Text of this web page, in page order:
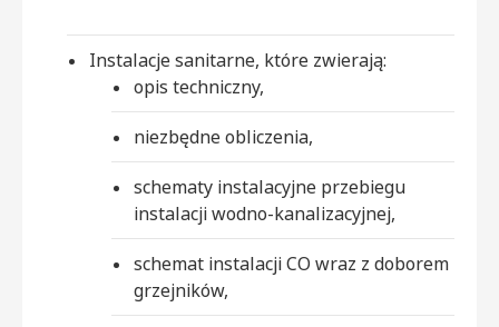
Instalacje sanitarne, które zwierają:
opis techniczny,
niezbędne obliczenia,
schematy instalacyjne przebiegu
instalacji wodno-kanalizacyjnej,
schemat instalacji CO wraz z doborem
grzejników,